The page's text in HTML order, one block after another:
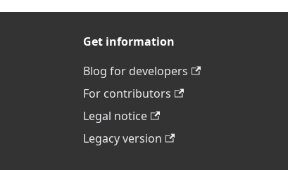
Get information
Blog for developers
For contributors
Legal notice
Legacy version